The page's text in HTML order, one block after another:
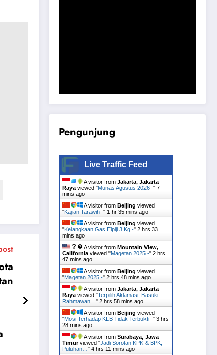
Pengunjung
Live Traffic Feed
A visitor from Jakarta, Jakarta
Rayaviewed "Munas Agustus 2026 -" 7
mins ago
A visitor from Beijing viewed
"Kajian Tarawih -" 1 hr 35 mins ago
A visitor from Beijing viewed
"Kelangkaan Gas Elpiji 3 Kg -" 2 hrs 33
mins ago
A visitor from Mountain View,
Californiaviewed "Magetan 2025 -" 2 hrs
47 mins ago
A visitor from Beijing viewed
"Magetan 2025 -" 2 hrs 48 mins ago
A visitor from Jakarta, Jakarta
Rayaviewed "Terpilih Aklamasi, Basuki
Rahmawan…" 2 hrs 58 mins ago
A visitor from Beijing viewed
"Mosi Terhadap KLB Tidak Terbukti -" 3 hrs
28 mins ago
A visitor from Surabaya, Jawa
Timurviewed "Jadi Sorotan KPK & BPK,
Puluhan…" 4 hrs 11 mins ago